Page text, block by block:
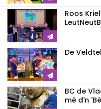
Roos
De
BC de
mè d'n